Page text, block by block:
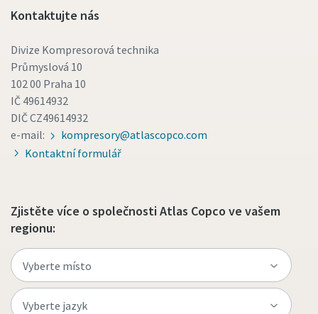
Kontaktujte nás
Divize Kompresorová technika
Průmyslová 10
102 00 Praha 10
IČ 49614932
DIČ CZ49614932
e-mail:
kompresory@atlascopco.com
Kontaktní formulář
Zjistěte více o společnosti Atlas Copco ve vašem
regionu: